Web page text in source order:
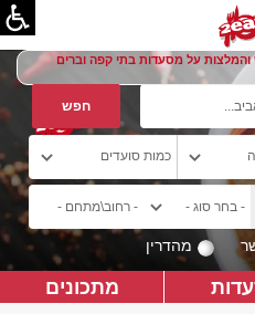
על מסעדות בתי קפה וברים
מהדרין
מתכונים